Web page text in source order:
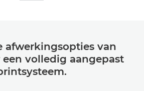
afwerkingsopties van
een volledig aangepast